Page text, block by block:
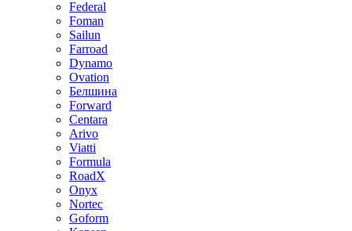
Federal
Foman
Sailun
Farroad
Dynamo
Ovation
Белшина
Forward
Centara
Arivo
Viatti
Formula
RoadX
Onyx
Nortec
Goform